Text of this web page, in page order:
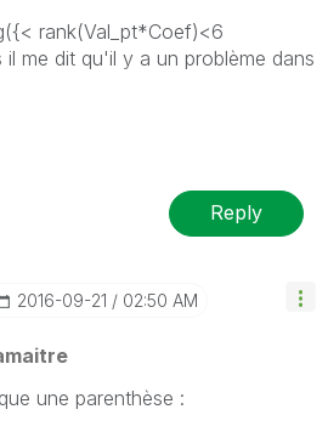
rank(Val_pt*Coef)<6
me dit qu'il y a un problème dans
Reply
‎2016-09-21 02:50 AM
une parenthèse :